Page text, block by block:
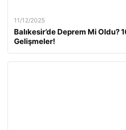
11/12/2025
Balıkesir’de Deprem Mi Oldu?
Gelişmeler!